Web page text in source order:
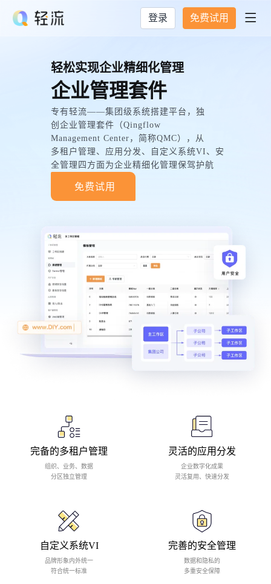
登录 免费试用 
轻松实现企业精细化管理
企业管理套件
专有轻流——集团级系统搭建平台，独
创企业管理套件（Qingflow
Management Center，简称QMC），从
多租户管理、应用分发、自定义系统VI、安
全管理四方面为企业精细化管理保驾护航
免费试用
完备的多租户管理
组织、业务、数据
分区独立管理
灵活的应用分发
企业数字化成果
灵活复用、快速分发
自定义系统VI
品牌形象内外统一
符合统一标准
完善的安全管理
数据和隐私的
多重安全保障